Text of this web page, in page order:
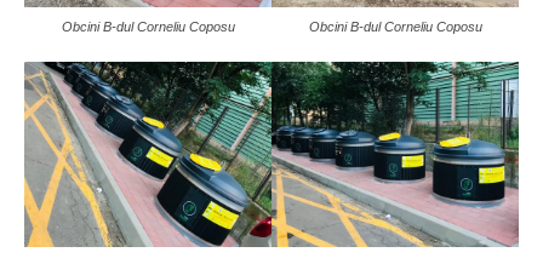
Obcini B-dul Corneliu Coposu Obcini B-dul Corneliu Coposu